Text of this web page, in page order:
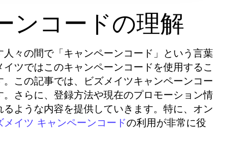
ンコードの理解
々の間で「キャンペーンコード」という言葉
ツではこのキャンペーンコードを使用するこ
この記事では、ビズメイツキャンペーンコー
さらに、登録方法や現在のプロモーション情
ような内容を提供していきます。特に、オン
メイツ キャンペーンコードの利用が非常に役